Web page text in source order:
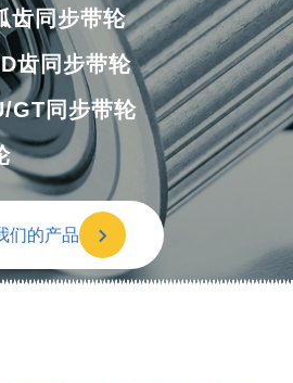
同步带轮
同步带轮
同步带轮